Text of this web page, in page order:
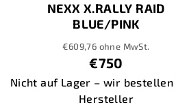
NEXX X.RALLY RAID
BLUE/PINK
€609,76 ohne MwSt.
€750
Nicht auf Lager – wir bestellen
Hersteller